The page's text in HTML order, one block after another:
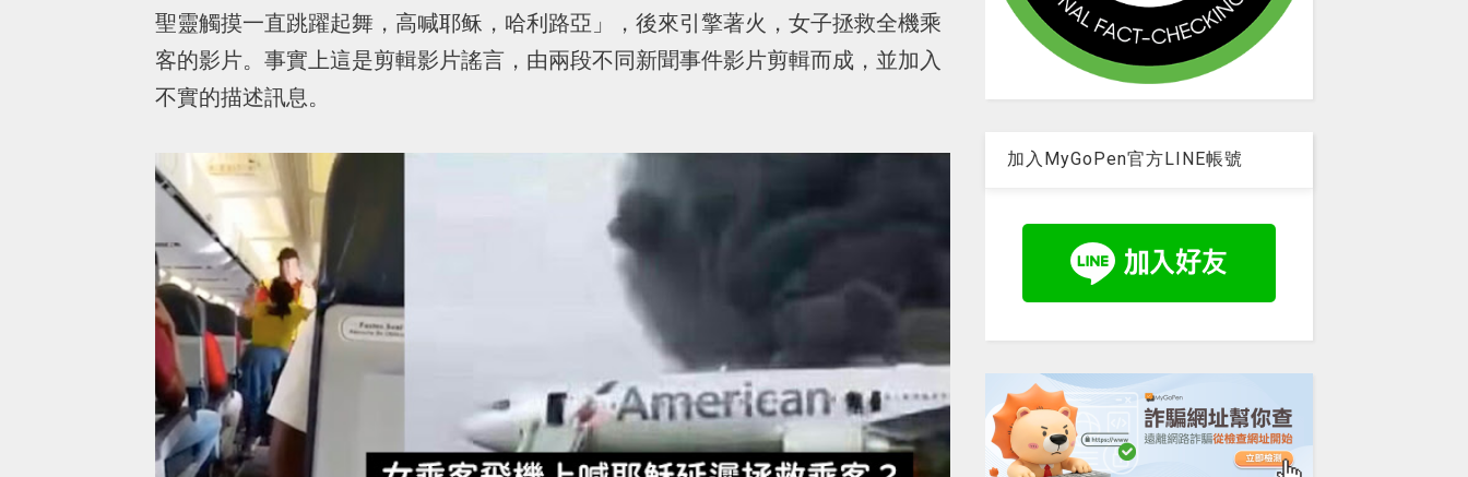
聖靈觸摸一直跳躍起舞，高喊耶稣，哈利路亞」，後來引擎著火，女子拯救全機乘
客的影片。事實上這是剪輯影片謠言，由兩段不同新聞事件影片剪輯而成，並加入
不實的描述訊息。
加入MyGoPen官方LINE帳號